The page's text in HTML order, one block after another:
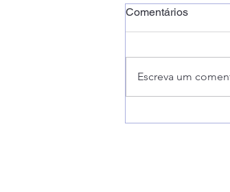
Comentários
Escreva um